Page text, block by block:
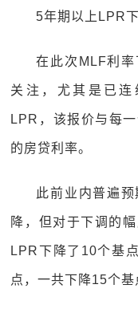
5年期以上LPR
在此次MLF利
关注，尤其是已
LPR，该报价与每
的房贷利率。
此前业内普遍
降，但对于下调的
LPR下降了10个基
点，一共下降15个